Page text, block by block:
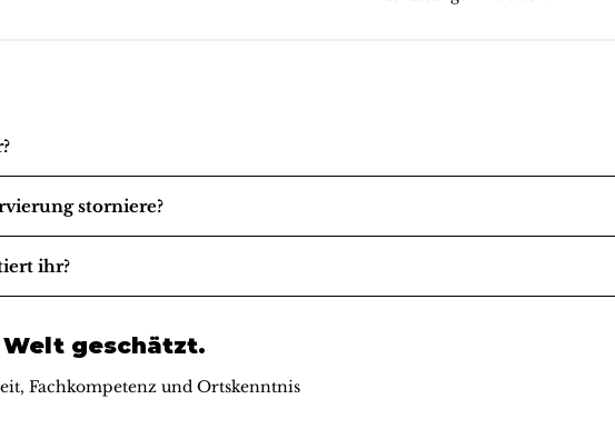
storniere?
ihr?
Welt geschätzt.
Fachkompetenz und Ortskenntnis